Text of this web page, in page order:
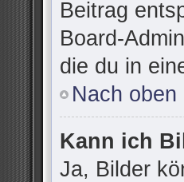
Beitrag
Board-
die du in
Nach oben
Kann ich
Ja, Bilder